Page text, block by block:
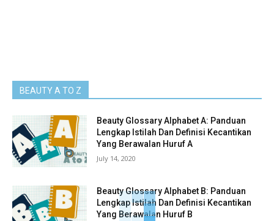
BEAUTY A TO Z
Beauty Glossary Alphabet A: Panduan
Lengkap Istilah Dan Definisi Kecantikan
Yang Berawalan Huruf A
July 14, 2020
Beauty Glossary Alphabet B: Panduan
Lengkap Istilah Dan Definisi Kecantikan
Yang Berawalan Huruf B